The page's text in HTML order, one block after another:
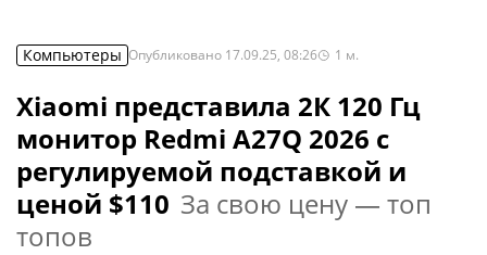
Компьютеры Опубликовано 17.09.25, 08:26 1 м.
Xiaomi представила 2К 120 Гц
монитор Redmi A27Q 2026 с
регулируемой подставкой и
ценой $110 За свою цену — топ
топов